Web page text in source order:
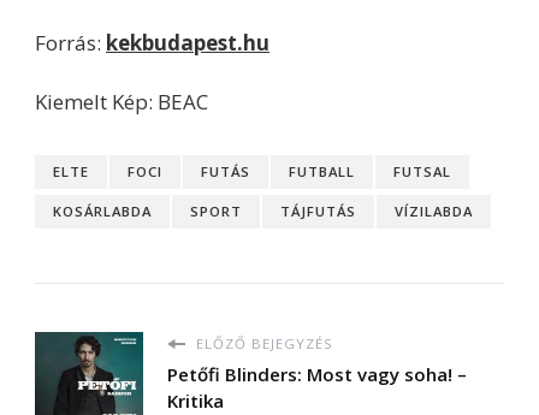
Forrás: kekbudapest.hu
Kiemelt Kép: BEAC
ELTE FOCI FUTÁS FUTBALL FUTSAL
KOSÁRLABDA SPORT TÁJFUTÁS VÍZILABDA
ELŐZŐ BEJEGYZÉS
Petőfi Blinders: Most vagy soha! –
Kritika